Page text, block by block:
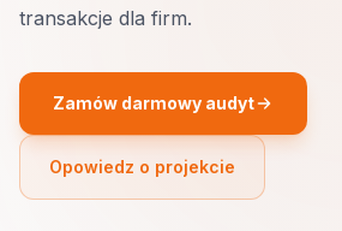
transakcje dla firm.
Zamów darmowy audyt
Opowiedz o projekcie